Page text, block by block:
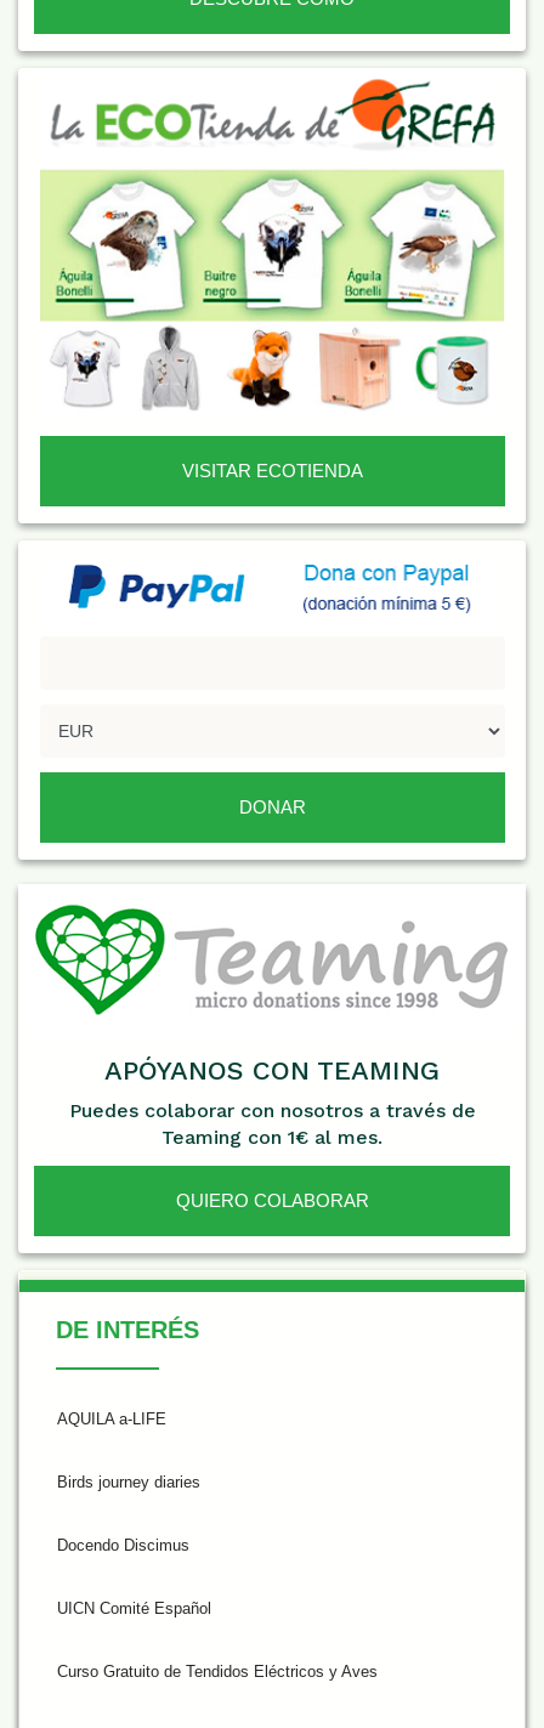
VISITAR ECOTIENDA
APÓYANOS CON TEAMING
Puedes colaborar con nosotros a través de
Teaming con 1€ al mes.
QUIERO COLABORAR
De Interés
DE INTERÉS
AQUILA a-LIFE
Birds journey diaries
Docendo Discimus
UICN Comité Español
Curso Gratuito de Tendidos Eléctricos y Aves